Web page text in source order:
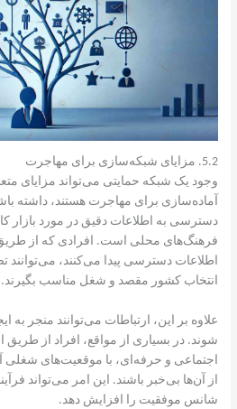
5.2. مزایای شبکه‌سازی برای مهاجرت
وجود یک شبکه حمایتی می‌تواند مزایای
آماده‌سازی برای مهاجرت هستند، داشته
دسترسی به اطلاعات دقیق در مورد بازار
فرهنگ‌های محلی است. افرادی که از
اطلاعات دسترسی پیدا می‌کنند، می‌توانند
انتخاب کشور مقصد و شغل مناسب بگیرند.
علاوه بر این، ارتباطات می‌توانند منجر
شوند. در بسیاری از مواقع، افراد از
اجتماعی و حرفه‌ای، با موقعیت‌های
از آن‌ها بی‌خبر باشند. این امر می‌تواند
شانس موفقیت را افزایش دهد.